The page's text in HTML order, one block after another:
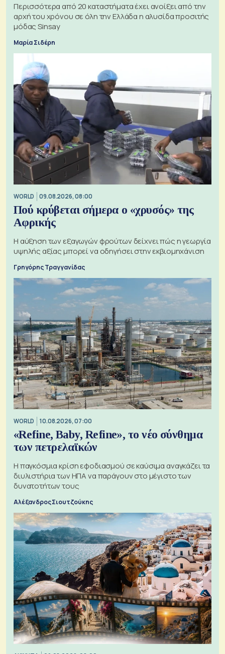
Περισσότερα από 20 καταστήματα έχει ανοίξει από την
αρχή του χρόνου σε όλη την Ελλάδα η αλυσίδα προσιτής
μόδας Sinsay
Μαρία Σιδέρη
WORLD 09.08.2026, 08:00
Πού κρύβεται σήμερα ο «χρυσός» της
Αφρικής
Η αύξηση των εξαγωγών φρούτων δείχνει πώς η γεωργία
υψηλής αξίας μπορεί να οδηγήσει στην εκβιομηχάνιση
Γρηγόρης Τραγγανίδας
WORLD 10.08.2026, 07:00
«Refine, Baby, Refine», το νέο σύνθημα
των πετρελαϊκών
Η παγκόσμια κρίση εφοδιασμού σε καύσιμα αναγκάζει τα
διυλιστήρια των ΗΠΑ να παράγουν στο μέγιστο των
δυνατοτήτων τους
Αλέξανδρος Σιουτζούκης